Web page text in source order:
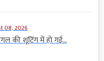
08, 2026
की शूटिंग में हो गई...